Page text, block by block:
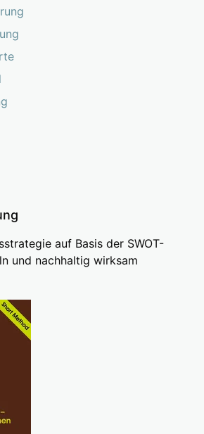
auf Basis der SWOT-
und nachhaltig wirksam